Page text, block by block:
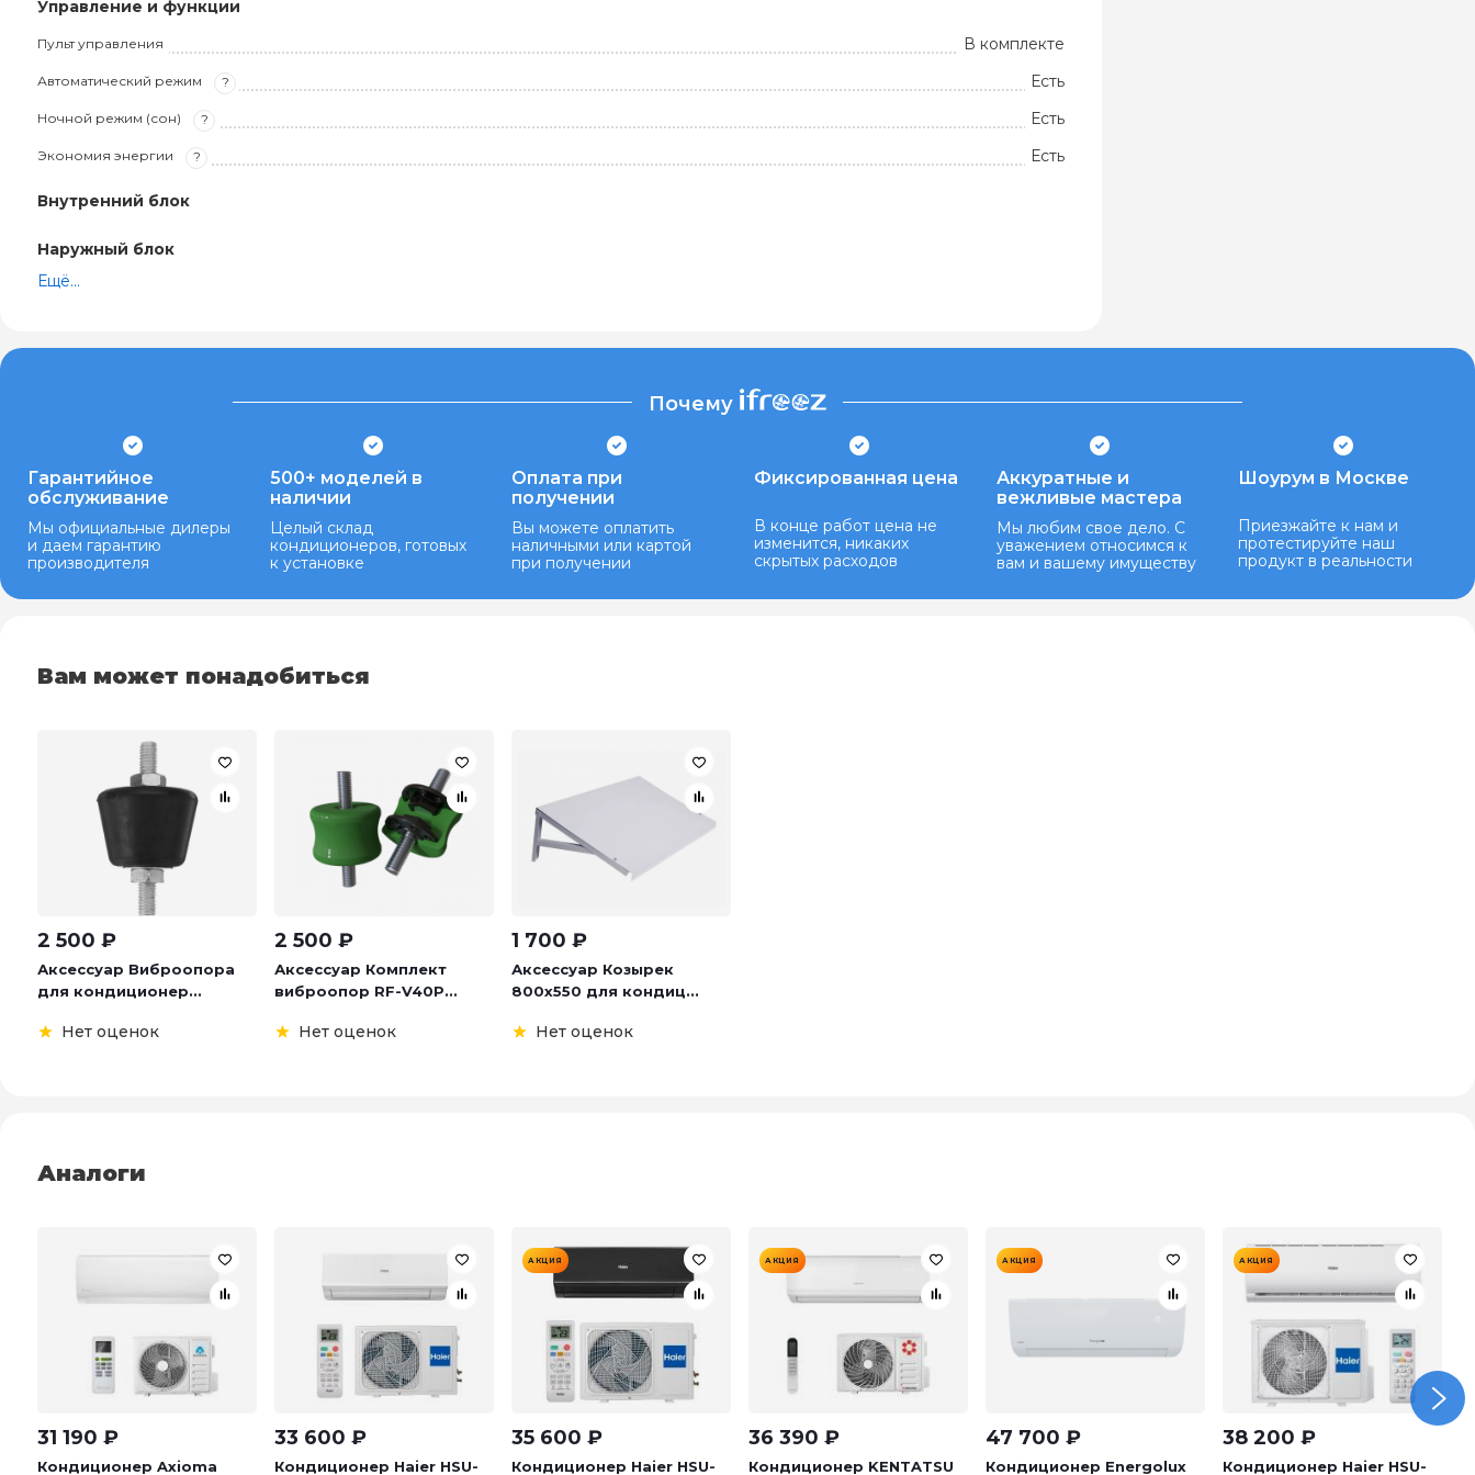
Управление и функции
Пульт управления В комплекте
Автоматический режим ? Есть
Ночной режим (сон) ? Есть
Экономия энергии ? Есть
Внутренний блок
Наружный блок
Ещё...
Почему
Гарантийное
обслуживание
Мы официальные дилеры
и даем гарантию
производителя
500+ моделей в
наличии
Целый склад
кондиционеров, готовых
к установке
Оплата при
получении
Вы можете оплатить
наличными или картой
при получении
Фиксированная цена
В конце работ цена не
изменится, никаких
скрытых расходов
Аккуратные и
вежливые мастера
Мы любим свое дело. С
уважением относимся к
вам и вашему имуществу
Шоурум в Москве
Приезжайте к нам и
протестируйте наш
продукт в реальности
Вам может понадобиться
2 500 ₽
Аксессуар Виброопора
для кондиционер...
Нет оценок
2 500 ₽
Аксессуар Комплект
виброопор RF-V40P...
Нет оценок
1 700 ₽
Аксессуар Козырек
800х550 для кондиц...
Нет оценок
Аналоги
31 190 ₽
Кондиционер Axioma
33 600 ₽
Кондиционер Haier HSU-
АКЦИЯ
35 600 ₽
Кондиционер Haier HSU-
АКЦИЯ
36 390 ₽
Кондиционер KENTATSU
АКЦИЯ
47 700 ₽
Кондиционер Energolux
АКЦИЯ
38 200 ₽
Кондиционер Haier HSU-